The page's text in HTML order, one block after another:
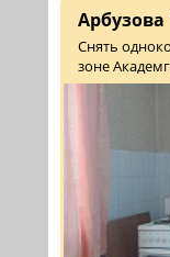
Арбузова
Снять
зоне